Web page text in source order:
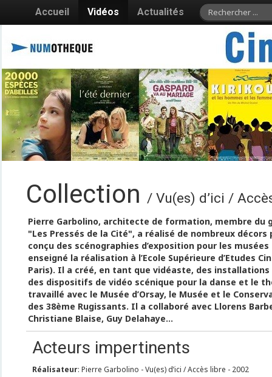
Accueil Vidéos Actualités
Collection / Vu(es) d’ici /
Pierre Garbolino, architecte de formation, membre du
"Les Pressés de la Cité", a réalisé de nombreux
conçu des scénographies d’exposition pour les
enseigné la réalisation à l’Ecole Supérieure d’Etudes
Paris). Il a créé, en tant que vidéaste, des
des dispositifs de vidéo scénique pour la danse et le
travaillé avec le Musée d’Orsay, le Musée et le
des 38ème Rugissants. Il a collaboré avec Llorens
Christiane Blaise, Guy Delahaye…
Acteurs impertinents
Réalisateur: Pierre Garbolino - Vu(es) d’ici / Accès libre - 2002